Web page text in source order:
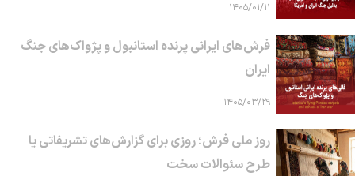
۱۴۰۵/۰۱/۱۱
فرش‌های ایرانی پرنده استانبول و پژواک‌های جنگ
ایران
۱۴۰۵/۰۳/۲۹
روز ملی فرش؛ روزی برای گزارش‌های تشریفاتی یا
طرح سئوالات سخت